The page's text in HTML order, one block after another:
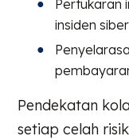
Pertukaran
insiden siber
Pendekatan
setiap celah